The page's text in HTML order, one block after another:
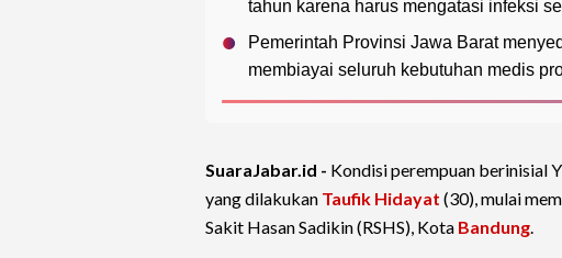
tahun karena harus mengatasi infeksi
Pemerintah Provinsi Jawa Barat
membiayai seluruh kebutuhan medis
SuaraJabar.id - Kondisi perempuan berinisial
yang dilakukan Taufik Hidayat (30), mulai
Sakit Hasan Sadikin (RSHS), Kota Bandung.